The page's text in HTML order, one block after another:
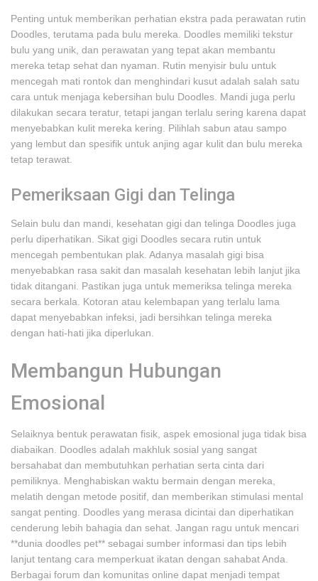
Penting untuk memberikan perhatian ekstra pada perawatan rutin
Doodles, terutama pada bulu mereka. Doodles memiliki tekstur
bulu yang unik, dan perawatan yang tepat akan membantu
mereka tetap sehat dan nyaman. Rutin menyisir bulu untuk
mencegah mati rontok dan menghindari kusut adalah salah satu
cara untuk menjaga kebersihan bulu Doodles. Mandi juga perlu
dilakukan secara teratur, tetapi jangan terlalu sering karena dapat
menyebabkan kulit mereka kering. Pilihlah sabun atau sampo
yang lembut dan spesifik untuk anjing agar kulit dan bulu mereka
tetap terawat.
Pemeriksaan Gigi dan Telinga
Selain bulu dan mandi, kesehatan gigi dan telinga Doodles juga
perlu diperhatikan. Sikat gigi Doodles secara rutin untuk
mencegah pembentukan plak. Adanya masalah gigi bisa
menyebabkan rasa sakit dan masalah kesehatan lebih lanjut jika
tidak ditangani. Pastikan juga untuk memeriksa telinga mereka
secara berkala. Kotoran atau kelembapan yang terlalu lama
dapat menyebabkan infeksi, jadi bersihkan telinga mereka
dengan hati-hati jika diperlukan.
Membangun Hubungan
Emosional
Selaiknya bentuk perawatan fisik, aspek emosional juga tidak bisa
diabaikan. Doodles adalah makhluk sosial yang sangat
bersahabat dan membutuhkan perhatian serta cinta dari
pemiliknya. Menghabiskan waktu bermain dengan mereka,
melatih dengan metode positif, dan memberikan stimulasi mental
sangat penting. Doodles yang merasa dicintai dan diperhatikan
cenderung lebih bahagia dan sehat. Jangan ragu untuk mencari
**dunia doodles pet** sebagai sumber informasi dan tips lebih
lanjut tentang cara memperkuat ikatan dengan sahabat Anda.
Berbagai forum dan komunitas online dapat menjadi tempat